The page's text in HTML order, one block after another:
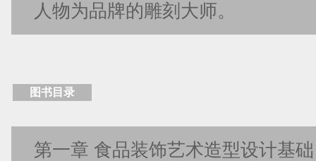
人物为品牌的雕刻大师。
图书目录
第一章 食品装饰艺术造型设计基础